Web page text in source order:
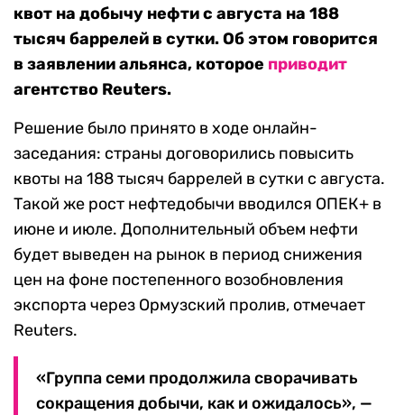
квот на добычу нефти с августа на 188
тысяч баррелей в сутки. Об этом говорится
в заявлении альянса, которое приводит
агентство Reuters.
Решение было принято в ходе онлайн-
заседания: страны договорились повысить
квоты на 188 тысяч баррелей в сутки с августа.
Такой же рост нефтедобычи вводился ОПЕК+ в
июне и июле. Дополнительный объем нефти
будет выведен на рынок в период снижения
цен на фоне постепенного возобновления
экспорта через Ормузский пролив, отмечает
Reuters.
«Группа семи продолжила сворачивать
сокращения добычи, как и ожидалось», —